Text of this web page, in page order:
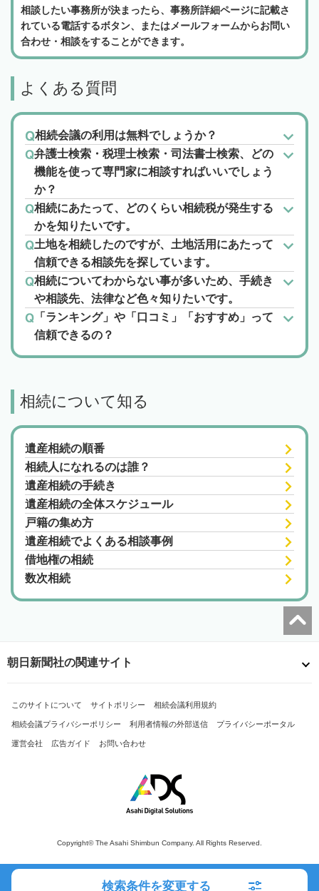
相談したい事務所が決まったら、事務所詳細ページに記載さ
れている電話するボタン、またはメールフォームからお問い
合わせ・相談をすることができます。
よくある質問
相続会議の利用は無料でしょうか？
弁護士検索・税理士検索・司法書士検索、どの
機能を使って専門家に相談すればいいでしょう
か？
相続にあたって、どのくらい相続税が発生する
かを知りたいです。
土地を相続したのですが、土地活用にあたって
信頼できる相談先を探しています。
相続についてわからない事が多いため、手続き
や相談先、法律など色々知りたいです。
「ランキング」や「口コミ」「おすすめ」って
信頼できるの？
相続について知る
遺産相続の順番
相続人になれるのは誰？
遺産相続の手続き
遺産相続の全体スケジュール
戸籍の集め方
遺産相続でよくある相談事例
借地権の相続
数次相続
検索条件を変更する
朝日新聞社の関連サイト
このサイトについて サイトポリシー 相続会議利用規約
相続会議プライバシーポリシー 利用者情報の外部送信 プライバシーポータル
運営会社 広告ガイド お問い合わせ
Copyright© The Asahi Shimbun Company. All Rights Reserved.